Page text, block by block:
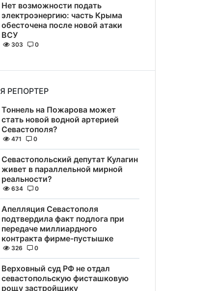
Нет возможности подать
электроэнергию: часть Крыма
обесточена после новой атаки
ВСУ
303 0
Я РЕПОРТЕР
Тоннель на Пожарова может
стать новой водной артерией
Севастополя?
471 0
Севастопольский депутат Кулагин
живет в параллельной мирной
реальности?
634 0
Апелляция Севастополя
подтвердила факт подлога при
передаче миллиардного
контракта фирме-пустышке
326 0
Верховный суд РФ не отдал
севастопольскую фисташковую
рощу застройщику